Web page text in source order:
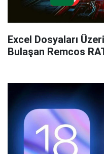
Excel Dosyaları
Bulaşan Remcos